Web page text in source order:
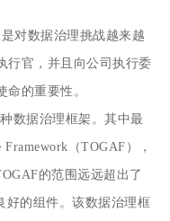
数据治理挑战越来越
行官，并且向公司执行委
命的重要性。
据治理框架。其中最
（TOGAF），
的范围远远超出了
好的组件。该数据治理框